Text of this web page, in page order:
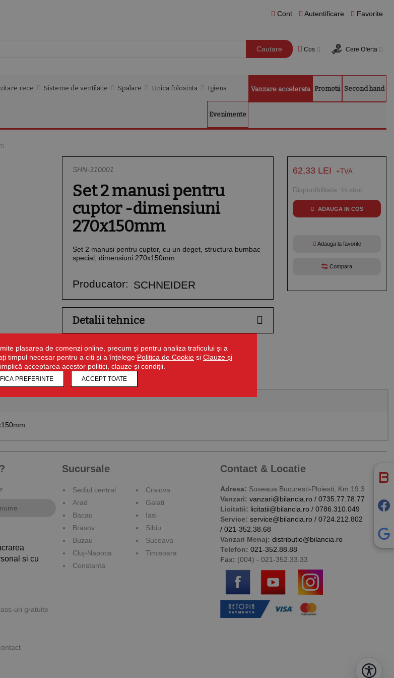
plasarea de comenzi online, precum și pentru analiza traficului și a
timpul necesar pentru a citi și a înțelege Politica de Cookie si Clauze și
acceptarea acestor politici, clauze și condiții.
PREFERINTE ACCEPT TOATE
Cont Autentificare Favorite
Cautare Cere Oferta
Cos
rece Sisteme de ventilatie Spalare Unica folosinta Igiena Second hand
Promotii
Vanzare accelerata
Evenimente
SHN-310001
Set 2 manusi pentru
cuptor -dimensiuni
270x150mm
Set 2 manusi pentru cuptor, cu un deget, structura bumbac
special, dimensiuni 270x150mm
Producator: SCHNEIDER
Detalii tehnice
62,33 LEI
Disponibilitate: In stoc
ADAUGA IN COS
Adauga la favorite
Compara
si cu
uri gratuite
Sucursale
Sediul central
Arad
Bacau
Brasov
Buzau
Cluj-Napoca
Constanta
Craiova
Galati
Iasi
Sibiu
Suceava
Timisoara
Contact & Locatie
Adresa: Soseaua Bucuresti-Ploiesti, Km 19.3
Vanzari:vanzari@bilancia.ro / 0735.77.78.77
Licitatii: licitatii@bilancia.ro /0786.310.049
Service:service@bilancia.ro /0724.212.802
/021-352.38.68
Vanzari Menaj: distributie@bilancia.ro
Telefon:021-352.88.88
Fax: (004) - 021-352.33.33